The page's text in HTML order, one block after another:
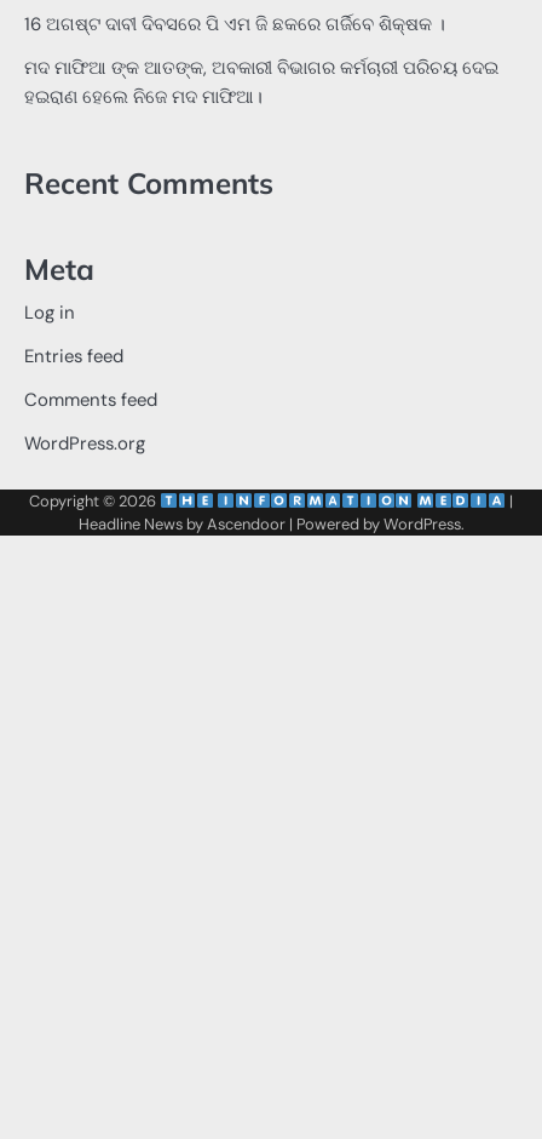
16 ଅଗଷ୍ଟ ଦାବୀ ଦିବସରେ ପି ଏମ ଜି ଛକରେ ଗର୍ଜିବେ ଶିକ୍ଷକ ।
ମଦ ମାଫିଆ ଙ୍କ ଆତଙ୍କ, ଅବକାରୀ ବିଭାଗର କର୍ମଚାରୀ ପରିଚୟ ଦେଇ
ହଇରାଣ ହେଲେ ନିଜେ ମଦ ମାଫିଆ।
Recent Comments
Meta
Log in
Entries feed
Comments feed
WordPress.org
Copyright © 2026
|
Headline News byAscendoor| Powered byWordPress.